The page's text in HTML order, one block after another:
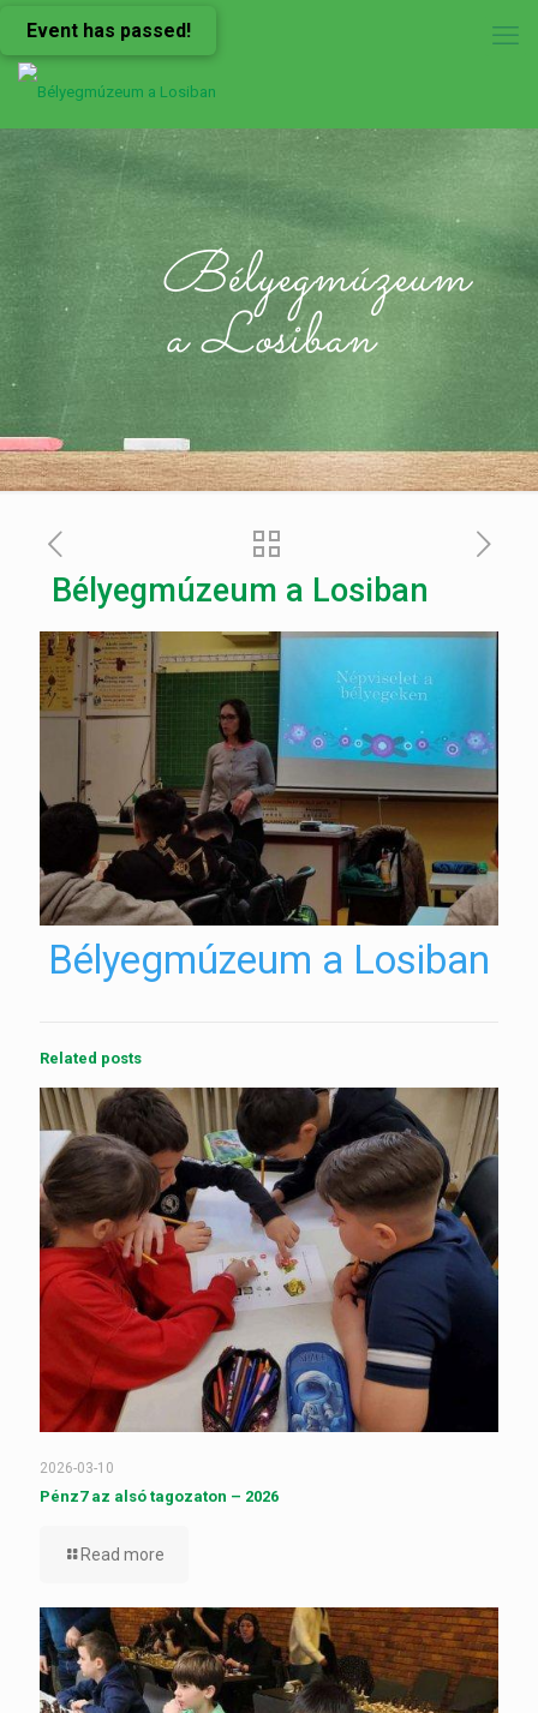
Event has passed!
Bélyegmúzeum
a Losiban
Bélyegmúzeum a Losiban
Bélyegmúzeum a Losiban
Related posts
2026-03-10
Pénz7 az alsó tagozaton – 2026
Read more